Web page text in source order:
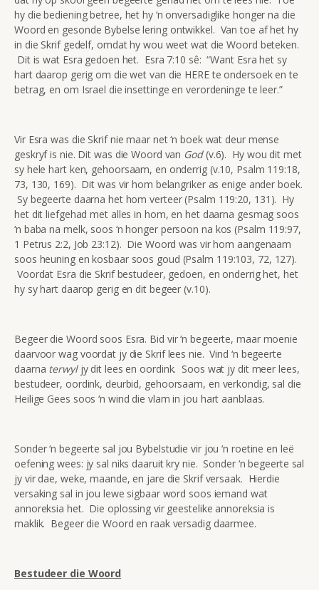
hy die bediening betree, het hy ‘n onversadiglike honger na die
Woord en gesonde Bybelse lering ontwikkel. Van toe af het hy
in die Skrif gedelf, omdat hy wou weet wat die Woord beteken.
Dit is wat Esra gedoen het. Esra 7:10 sê: “Want Esra het sy
hart daarop gerig om die wet van die HERE te ondersoek en te
betrag, en om Israel die insettinge en verordeninge te leer.”
Vir Esra was die Skrif nie maar net ‘n boek wat deur mense
geskryf is nie. Dit was die Woord van God(v.6). Hy wou dit met
sy hele hart ken, gehoorsaam, en onderrig (v.10, Psalm 119:18,
73, 130, 169). Dit was vir hom belangriker as enige ander boek.
Sy begeerte daarna het hom verteer (Psalm 119:20, 131). Hy
het dit liefgehad met alles in hom, en het daarna gesmag soos
‘n baba na melk, soos ‘n honger persoon na kos (Psalm 119:97,
1 Petrus 2:2, Job 23:12). Die Woord was vir hom aangenaam
soos heuning en kosbaar soos goud (Psalm 119:103, 72, 127).
Voordat Esra die Skrif bestudeer, gedoen, en onderrig het, het
hy sy hart daarop gerig en dit begeer (v.10).
Begeer die Woord soos Esra. Bid vir ‘n begeerte, maar moenie
daarvoor wag voordat jy die Skrif lees nie. Vind ‘n begeerte
daarna terwyljy dit lees en oordink. Soos wat jy dit meer lees,
bestudeer, oordink, deurbid, gehoorsaam, en verkondig, sal die
Heilige Gees soos ‘n wind die vlam in jou hart aanblaas.
Sonder ‘n begeerte sal jou Bybelstudie vir jou ‘n roetine en leë
oefening wees: jy sal niks daaruit kry nie. Sonder ‘n begeerte sal
jy vir dae, weke, maande, en jare die Skrif versaak. Hierdie
versaking sal in jou lewe sigbaar word soos iemand wat
annoreksia het. Die oplossing vir geestelike annoreksia is
maklik. Begeer die Woord en raak versadig daarmee.
Bestudeer die Woord